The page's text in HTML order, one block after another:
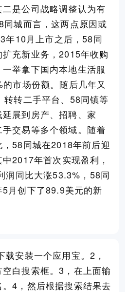
是公司战略调整认为有
同城而言，这两点原因或
年10月上市之后，58同
充新业务，2015年收购
举拿下国内本地生活服
市场份额。随后几年又
转转二手平台、58同镇等
展到房产、招聘、家
交易等多个领域。随着
58同城在2018年前后迎
2017年首次实现盈利，
润同比大涨53.3%，58同
月创下了89.9美元的新
载安装一个应用宝。2，
白搜索框。3，在上面输
4，然后根据搜索结果去